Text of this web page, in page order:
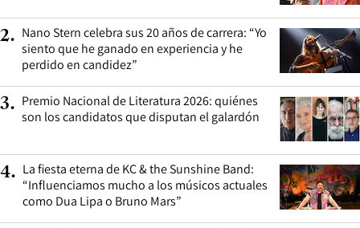
2. Nano Stern celebra sus 20 años de carrera: “Yo
siento que he ganado en experiencia y he
perdido en candidez”
3. Premio Nacional de Literatura 2026: quiénes
son los candidatos que disputan el galardón
4. La fiesta eterna de KC & the Sunshine Band:
“Influenciamos mucho a los músicos actuales
como Dua Lipa o Bruno Mars”